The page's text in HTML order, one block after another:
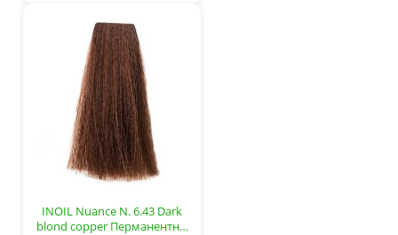
INOIL Nuance N. 6.43 Dark
blond copper Перманентн…